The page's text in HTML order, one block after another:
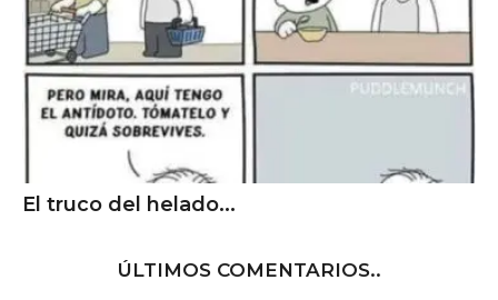
El truco del helado...
ÚLTIMOS COMENTARIOS..